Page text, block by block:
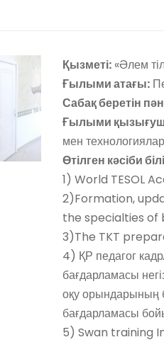
Қызметі:«Әлем
Ғылыми атағы:
Сабақ беретін
Ғылыми
мен
Өтілген кәсіби
1) World TESOL
2)Formation,
the specialties of
3)The TKT
4) ҚР педагог
бағдарламасы
оқу орындарының
бағдарламасы
5) Swan training